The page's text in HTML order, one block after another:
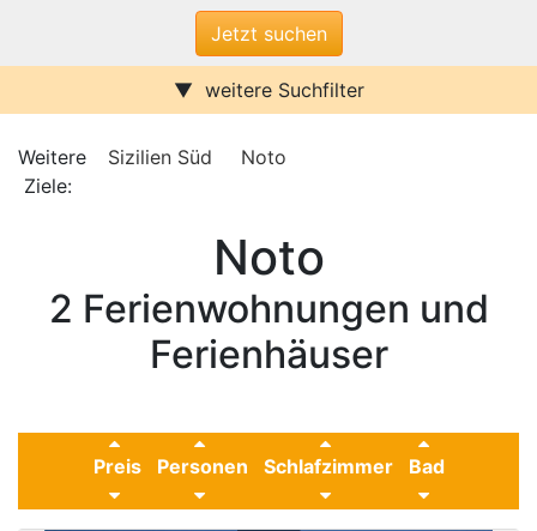
weitere Suchfilter
Sauna
Kamin
Ferienhäuser
Parkplatz (ggf. Gebühr)
Behindertenfreundlich
Weitere
Ziele:
Sizilien Süd
Noto
Noto
2 Ferienwohnungen und
Ferienhäuser
Preis Personen Schlafzimmer Bad